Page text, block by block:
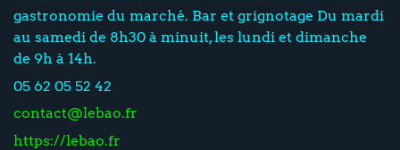
gastronomie du marché. Bar et grignotage Du mardi
au samedi de 8h30 à minuit, les lundi et dimanche
de 9h à 14h.
05 62 05 52 42
contact@lebao.fr
https://lebao.fr